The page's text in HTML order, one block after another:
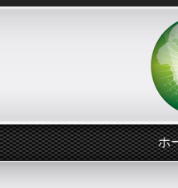
ホ